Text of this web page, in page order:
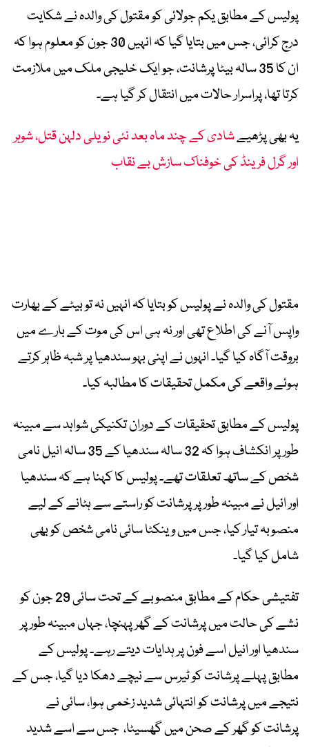
پولیس کے مطابق یکم جولائی کو مقتول کی والدہ نے شکایت
درج کرائی، جس میں بتایا گیا کہ انہیں 30 جون کو معلوم ہوا کہ
ان کا 35 سالہ بیٹا پرشانت، جو ایک خلیجی ملک میں ملازمت
کرتا تھا، پراسرار حالات میں انتقال کر گیا ہے۔
یہ بھی پڑھیےشادی کے چند ماہ بعد نئی نویلی دلہن قتل، شوہر
اور گرل فرینڈ کی خوفناک سازش بے نقاب
مقتول کی والدہ نے پولیس کو بتایا کہ انہیں نہ تو بیٹے کے بھارت
واپس آنے کی اطلاع تھی اور نہ ہی اس کی موت کے بارے میں
بروقت آگاہ کیا گیا۔ انہوں نے اپنی بہو سندھیا پر شبہ ظاہر کرتے
ہوئے واقعے کی مکمل تحقیقات کا مطالبہ کیا۔
پولیس کے مطابق تحقیقات کے دوران تکنیکی شواہد سے مبینہ
طور پر انکشاف ہوا کہ 32 سالہ سندھیا کے 35 سالہ انیل نامی
شخص کے ساتھ تعلقات تھے۔ پولیس کا کہنا ہے کہ سندھیا
اور انیل نے مبینہ طور پر پرشانت کو راستے سے ہٹانے کے لیے
منصوبہ تیار کیا، جس میں وینکٹا سائی نامی شخص کو بھی
شامل کیا گیا۔
تفتیشی حکام کے مطابق منصوبے کے تحت سائی 29 جون کو
نشے کی حالت میں پرشانت کے گھر پہنچا، جہاں مبینہ طور پر
سندھیا اور انیل اسے فون پر ہدایات دیتے رہے۔ پولیس کے
مطابق پہلے پرشانت کو ٹیرس سے نیچے دھکا دیا گیا، جس کے
نتیجے میں پرشانت کو انتہائی شدید زخمی ہوا، سائی نے
پرشانت کو گھر کے صحن میں گھسیٹا، جس سے اسے شدید